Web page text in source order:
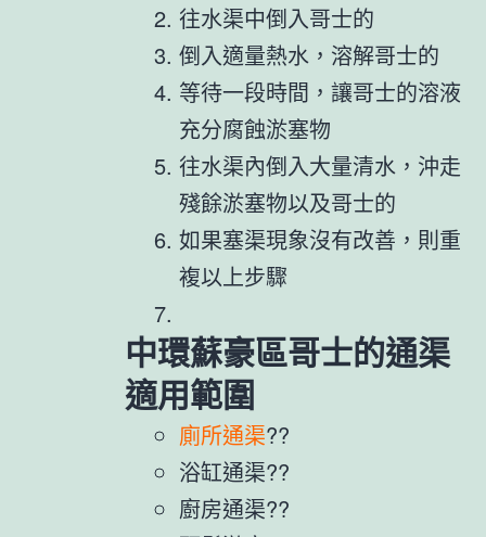
往水渠中倒入哥士的
倒入適量熱水，溶解哥士的
等待一段時間，讓哥士的溶液
充分腐蝕淤塞物
往水渠內倒入大量清水，沖走
殘餘淤塞物以及哥士的
如果塞渠現象沒有改善，則重
複以上步驟
中環蘇豪區哥士的通渠
適用範圍
廁所通渠??
浴缸通渠??
廚房通渠??